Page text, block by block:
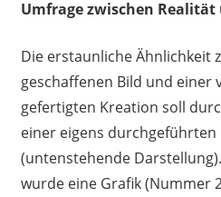
Umfrage zwischen
Die erstaunliche Ähnlichkeit
geschaffenen Bild und einer
gefertigten Kreation soll
einer eigens
(untenstehende
wurde eine Grafik (Nummer